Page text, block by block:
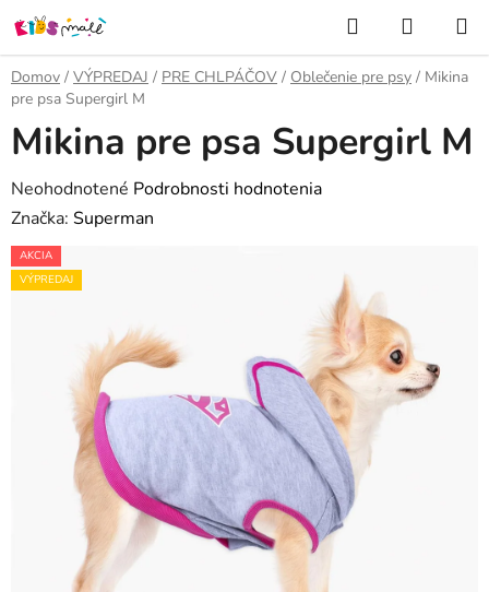
Prejsť
na
obsah
Hľadať
KOŠÍK
Domov / VÝPREDAJ / PRE CHLPÁČOV / Oblečenie pre psy / Mikina
pre psa Supergirl M
Mikina pre psa Supergirl M
Priemerné
hodnotenie
produktu
je
hviezdičiek.
Neohodnotené Podrobnosti hodnotenia
Značka: Superman
AKCIA
VÝPREDAJ